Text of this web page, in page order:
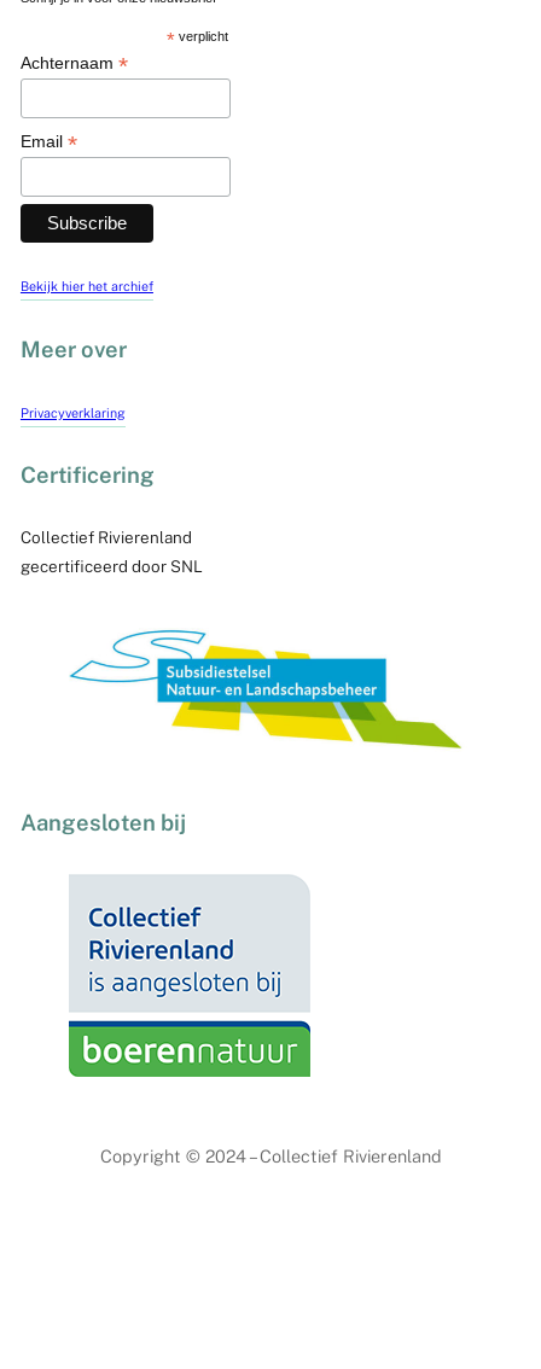
*verplicht
Achternaam *
Email *
Bekijk hier het archief
Meer over
Privacyverklaring
Certificering
Collectief Rivierenland
gecertificeerd door SNL
Aangesloten bij
Copyright © 2024 – Collectief Rivierenland